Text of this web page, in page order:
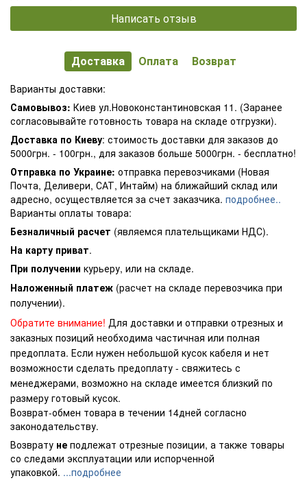
Написать отзыв
Доставка Оплата Возврат
Варианты доставки:
Самовывоз: Киев ул.Новоконстантиновская 11. (Заранее
согласовывайте готовность товара на складе отгрузки).
Доставка по Киеву: стоимость доставки для заказов до
5000грн. - 100грн., для заказов больше 5000грн. - бесплатно!
Отправка по Украине: отправка перевозчиками (Новая
Почта, Деливери, САТ, Интайм) на ближайший склад или
адресно, осуществляется за счет заказчика. подробнее..
Варианты оплаты товара:
Безналичный расчет (являемся плательщиками НДС).
На карту приват.
При получении курьеру, или на складе.
Наложенный платеж (расчет на складе перевозчика при
получении).
Обратите внимание! Для доставки и отправки отрезных и
заказных позиций необходима частичная или полная
предоплата. Если нужен небольшой кусок кабеля и нет
возможности сделать предоплату - свяжитесь с
менеджерами, возможно на складе имеется близкий по
размеру готовый кусок.
Возврат-обмен товара в течении 14дней согласно
законодательству.
Возврату не подлежат отрезные позиции, а также товары
со следами эксплуатации или испорченной
упаковкой. ...подробнее